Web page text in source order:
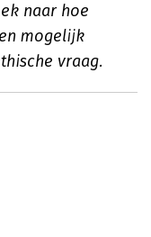
naar hoe
mogelijk
vraag.